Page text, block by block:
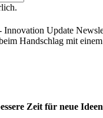
Zeit für neue Ideen